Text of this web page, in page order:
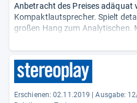
Anbetracht des Preises adäquat
Kompaktlautsprecher. Spielt
großen Hang zum Analytischen.
und strukturierten Bass, der für
genug reicht. Tonal eher etwas
Erschienen: 02.11.2019 | Ausgabe: